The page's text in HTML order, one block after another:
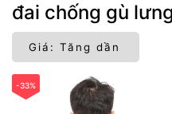
đai chống gù
-33%